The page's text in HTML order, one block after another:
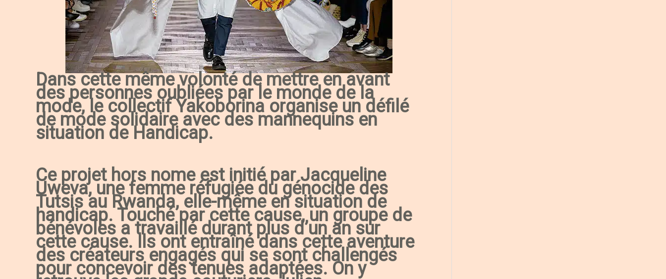
Dans cette même volonté de mettre en avant
des personnes oubliées par le monde de la
mode, le collectif Yakoborina organise un défilé
de mode solidaire avec des mannequins en
situation de Handicap.
Ce projet hors nome est initié par Jacqueline
Uweva, une femme réfugiée du génocide des
Tutsis au Rwanda, elle-même en situation de
handicap. Touché par cette cause, un groupe de
bénévoles a travaillé durant plus d’un an sur
cette cause. Ils ont entraîné dans cette aventure
des créateurs engagés qui se sont challengés
pour concevoir des tenues adaptées. On y